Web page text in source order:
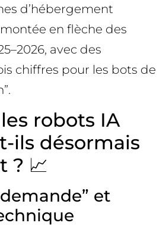
d’hébergement
en flèche des
avec des
chiffres pour les bots de
robots IA
ils désormais
? 📈
et